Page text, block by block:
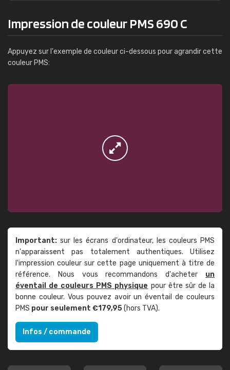
Impression de couleur PMS 690 C
Appuyez sur l'exemple de couleur ci-dessous pour agrandir cette
couleur PMS:
Important: sur les écrans d'ordinateur, les couleurs PMS
n'apparaissent pas totalement authentiques. Utilisez
l'impression couleur sur cette page uniquement à titre de
référence. Nous vous recommandons d'acheter un
éventail de couleurs PMS physique pour être sûr de la
bonne couleur. Vous pouvez avoir un éventail de couleurs
PMS pour seulement €179,95(hors TVA).
Infos / commande